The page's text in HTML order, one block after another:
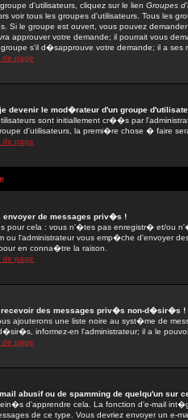
d'utilisateurs, cliquez sur le lien Groupes
voir tous les groupes d'utilisateurs. Tous les
Si le groupe est ouvert, vous pouvez
approuver votre demande; il pourrait vous
s'il d�sapprouve votre demande; il a ses
de page
devenir le mod�rateur d'un groupe
sont initiallement cr��s par
d'utilisateurs, la premi�re chose � faire
de page
envoyer de messages priv�s !
pour cela : vous n'�tes pas enregistr� et/ou
ou l'administrateur vous emp�che d'envoyer
en conna�tre la raison.
de page
recevoir des messages priv�s non-d�sir�s !
ajouterons une liste noire au syst�me de
informez-en l'administrateur; il a le
de page
abusif ou de spamming de quelqu'un sur
d'apprendre cela. La fonction d'e-mail
de ce type. Vous devriez envoyer un e-